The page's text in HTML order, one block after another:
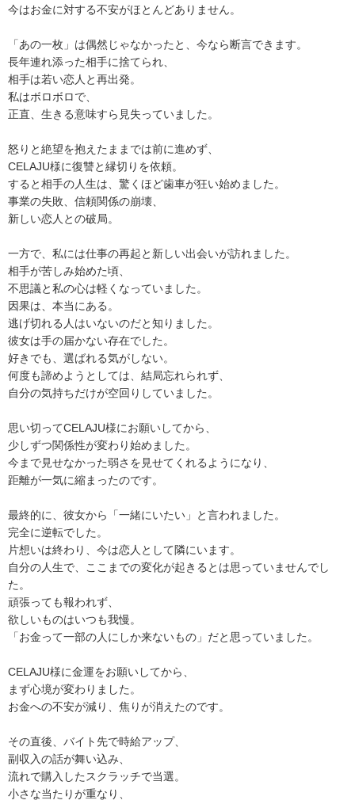
今はお金に対する不安がほとんどありません。
「あの一枚」は偶然じゃなかったと、今なら断言できます。
長年連れ添った相手に捨てられ、
相手は若い恋人と再出発。
私はボロボロで、
正直、生きる意味すら見失っていました。
怒りと絶望を抱えたままでは前に進めず、
CELAJU様に復讐と縁切りを依頼。
すると相手の人生は、驚くほど歯車が狂い始めました。
事業の失敗、信頼関係の崩壊、
新しい恋人との破局。
一方で、私には仕事の再起と新しい出会いが訪れました。
相手が苦しみ始めた頃、
不思議と私の心は軽くなっていました。
因果は、本当にある。
逃げ切れる人はいないのだと知りました。
彼女は手の届かない存在でした。
好きでも、選ばれる気がしない。
何度も諦めようとしては、結局忘れられず、
自分の気持ちだけが空回りしていました。
思い切ってCELAJU様にお願いしてから、
少しずつ関係性が変わり始めました。
今まで見せなかった弱さを見せてくれるようになり、
距離が一気に縮まったのです。
最終的に、彼女から「一緒にいたい」と言われました。
完全に逆転でした。
片想いは終わり、今は恋人として隣にいます。
自分の人生で、ここまでの変化が起きるとは思っていませんでし
た。
頑張っても報われず、
欲しいものはいつも我慢。
「お金って一部の人にしか来ないもの」だと思っていました。
CELAJU様に金運をお願いしてから、
まず心境が変わりました。
お金への不安が減り、焦りが消えたのです。
その直後、バイト先で時給アップ、
副収入の話が舞い込み、
流れで購入したスクラッチで当選。
小さな当たりが重なり、